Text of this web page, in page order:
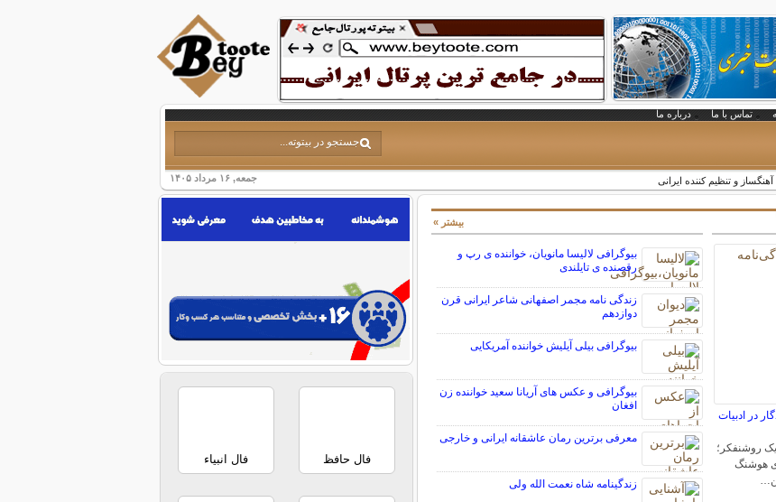
تماس با ما درباره ما
جمعه, ۱۶ مرداد ۱۴۰۵ و تنظیم کننده ایرانی
در ادبیات
روشنفکر؛
هوشنگ
بیوگرافی لالیسا مانویان، خواننده ی رپ و
رقصنده ی تایلندی
زندگی نامه مجمر اصفهانی شاعر ایرانی قرن
دوازدهم
بیوگرافی بیلی آیلیش خواننده آمریکایی
بیوگرافی و عکس های آریانا سعید خواننده زن
افغان
معرفی برترین رمان عاشقانه ایرانی و خارجی
زندگینامه شاه نعمت الله ولی
بیشتر »
فال حافظ فال انبیاء